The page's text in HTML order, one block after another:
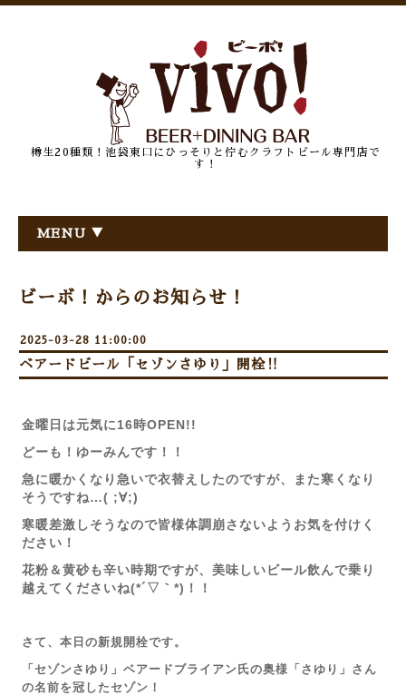
樽生20種類！池袋東口にひっそりと佇むクラフトビール専門店で
す！
MENU ▼
ビーボ！からのお知らせ！
2025-03-28 11:00:00
ベアードビール「セゾンさゆり」開栓‼
金曜日は元気に16時OPEN!!
どーも！ゆーみんです！！
急に暖かくなり急いで衣替えしたのですが、また寒くなり
そうですね…( ;∀;)
寒暖差激しそうなので皆様体調崩さないようお気を付けく
ださい！
花粉＆黄砂も辛い時期ですが、美味しいビール飲んで乗り
越えてくださいね(*´▽｀*)！！
さて、本日の新規開栓です。
「セゾンさゆり」ベアードブライアン氏の奥様「さゆり」さん
の名前を冠したセゾン ！